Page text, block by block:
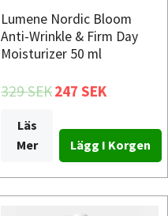
Lumene Nordic Bloom
Anti-Wrinkle & Firm Day
Moisturizer 50 ml
329 SEK247 SEK
Läs
Mer